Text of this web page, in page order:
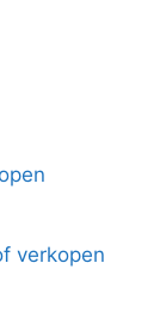
verkopen